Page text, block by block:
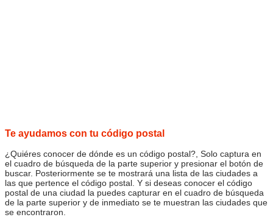
Te ayudamos con tu código postal
¿Quiéres conocer de dónde es un código postal?, Solo captura en
el cuadro de búsqueda de la parte superior y presionar el botón de
buscar. Posteriormente se te mostrará una lista de las ciudades a
las que pertence el código postal. Y si deseas conocer el código
postal de una ciudad la puedes capturar en el cuadro de búsqueda
de la parte superior y de inmediato se te muestran las ciudades que
se encontraron.